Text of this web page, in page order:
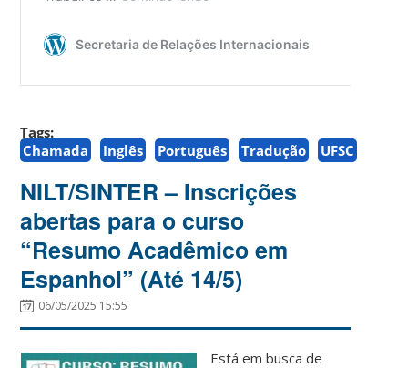
Tags:
Chamada
Inglês Português Tradução UFSC
NILT/SINTER – Inscrições
abertas para o curso
“Resumo Acadêmico em
Espanhol” (Até 14/5)
06/05/2025 15:55
Está em busca de